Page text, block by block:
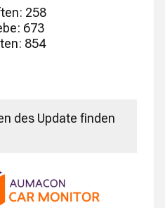
258
673
854
des Update finden